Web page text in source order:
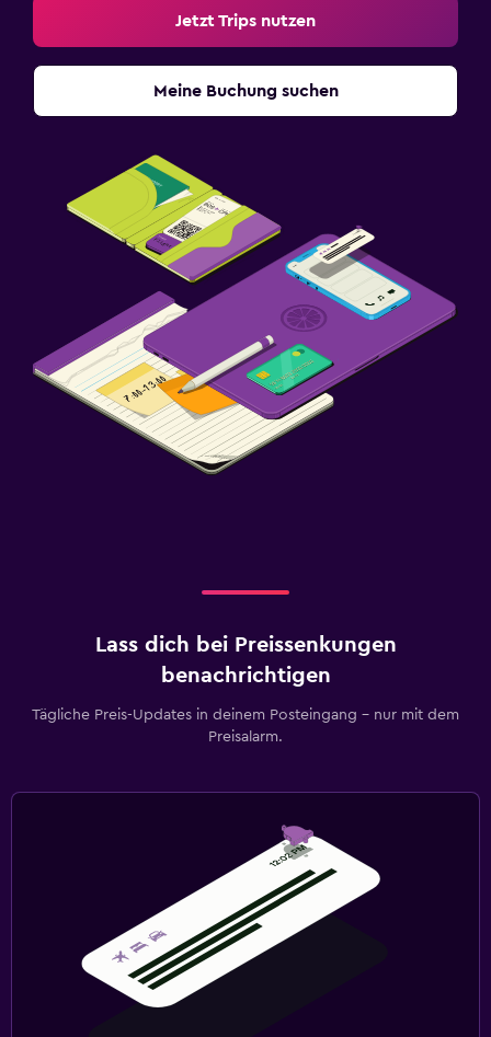
Jetzt Trips nutzen
Meine Buchung suchen
Lass dich bei Preissenkungen
benachrichtigen
Tägliche Preis-Updates in deinem Posteingang – nur mit dem
Preisalarm.